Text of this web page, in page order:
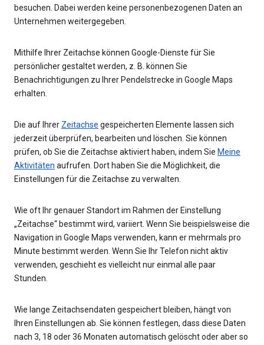
besuchen. Dabei werden keine personenbezogenen Daten an
Unternehmen weitergegeben.
Mithilfe Ihrer Zeitachse können Google-Dienste für Sie
persönlicher gestaltet werden, z. B. können Sie
Benachrichtigungen zu Ihrer Pendelstrecke in Google Maps
erhalten.
Die auf Ihrer Zeitachse gespeicherten Elemente lassen sich
jederzeit überprüfen, bearbeiten und löschen. Sie können
prüfen, ob Sie die Zeitachse aktiviert haben, indem Sie Meine
Aktivitäten aufrufen. Dort haben Sie die Möglichkeit, die
Einstellungen für die Zeitachse zu verwalten.
Wie oft Ihr genauer Standort im Rahmen der Einstellung
„Zeitachse“ bestimmt wird, variiert. Wenn Sie beispielsweise die
Navigation in Google Maps verwenden, kann er mehrmals pro
Minute bestimmt werden. Wenn Sie Ihr Telefon nicht aktiv
verwenden, geschieht es vielleicht nur einmal alle paar
Stunden.
Wie lange Zeitachsendaten gespeichert bleiben, hängt von
Ihren Einstellungen ab. Sie können festlegen, dass diese Daten
nach 3, 18 oder 36 Monaten automatisch gelöscht oder aber so